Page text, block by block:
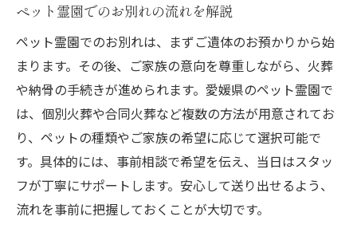
ペット霊園でのお別れの流れを解説
ペット霊園でのお別れは、まずご遺体のお預かりから始
まります。その後、ご家族の意向を尊重しながら、火葬
や納骨の手続きが進められます。愛媛県のペット霊園で
は、個別火葬や合同火葬など複数の方法が用意されてお
り、ペットの種類やご家族の希望に応じて選択可能で
す。具体的には、事前相談で希望を伝え、当日はスタッ
フが丁寧にサポートします。安心して送り出せるよう、
流れを事前に把握しておくことが大切です。